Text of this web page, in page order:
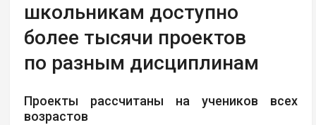
школьникам доступно
более тысячи проектов
по разным дисциплинам
Проекты рассчитаны на учеников всех
возрастов